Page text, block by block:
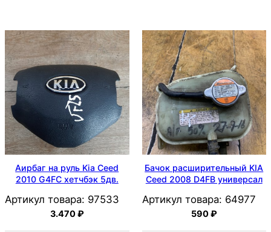
Аирбаг на руль Kia Ceed
2010 G4FC хетчбэк 5дв.
Артикул товара: 97533
3.470₽
Бачок расширительный KIA
Ceed 2008 D4FB универсал
Артикул товара: 64977
590₽